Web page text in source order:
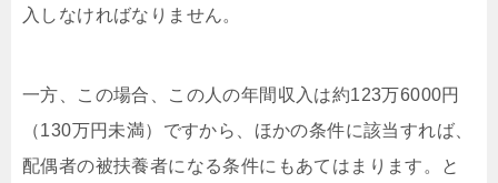
入しなければなりません。
一方、この場合、この人の年間収入は約123万6000円
（130万円未満）ですから、ほかの条件に該当すれば、
配偶者の被扶養者になる条件にもあてはまります。と